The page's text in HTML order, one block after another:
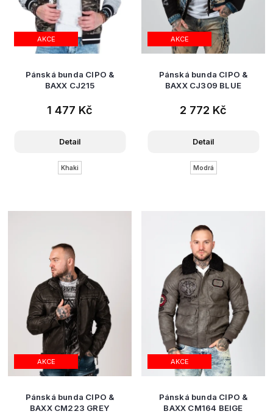
AKCE
Pánská bunda CIPO &
BAXX CJ215
1 477 Kč
Detail
Khaki
AKCE
Pánská bunda CIPO &
BAXX CJ309 BLUE
2 772 Kč
Detail
Modrá
AKCE
Pánská bunda CIPO &
BAXX CM223 GREY
AKCE
Pánská bunda CIPO &
BAXX CM164 BEIGE